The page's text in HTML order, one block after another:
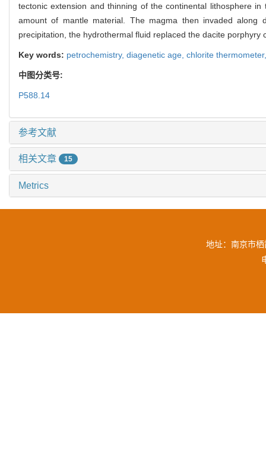
tectonic extension and thinning of the continental lithosphere
amount of mantle material. The magma then invaded along
precipitation, the hydrothermal fluid replaced the dacite
Key words: petrochemistry, diagenetic age, chlorite
中图分类号:
P588.14
参考文献
相关文章 15
Metrics
地址：南京市